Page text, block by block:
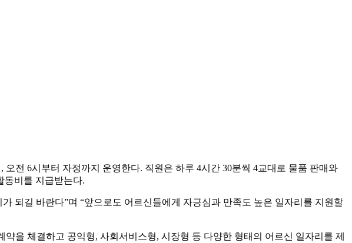
전 6시부터 자정까지 운영한다. 직원은 하루 4시간 30분씩 4교대로 물품 판매와
동비를 지급받는다.
되길 바란다”며 “앞으로도 어르신들에게 자긍심과 만족도 높은 일자리를 지원할
을 체결하고 공익형, 사회서비스형, 시장형 등 다양한 형태의 어르신 일자리를 제